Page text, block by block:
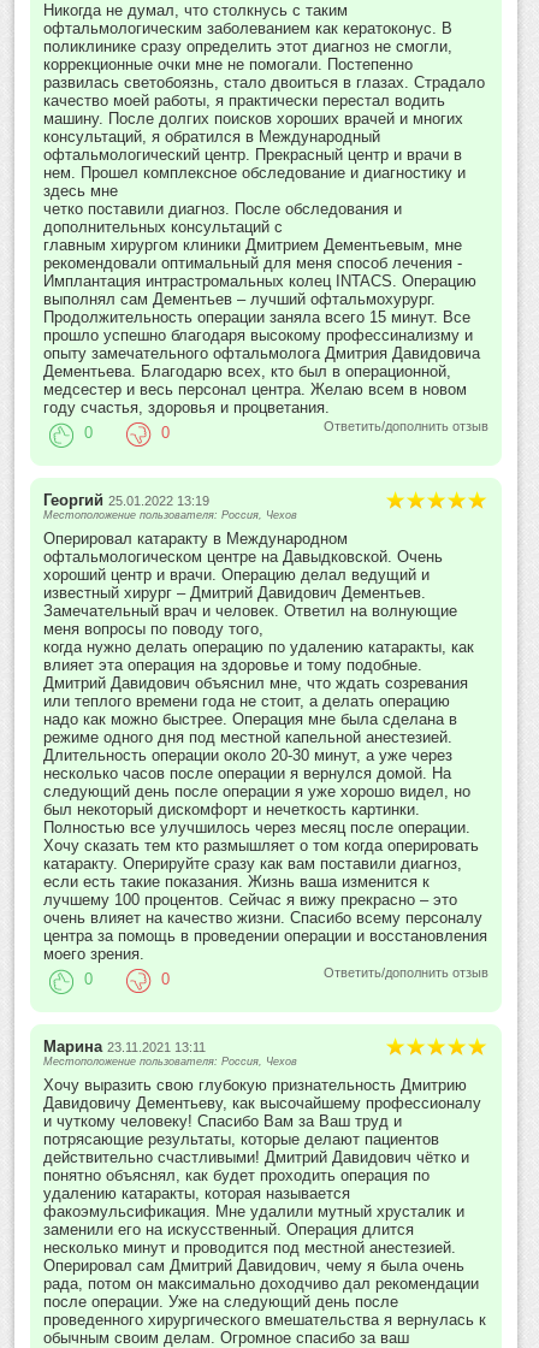
Никогда не думал, что столкнусь с таким
офтальмологическим заболеванием как кератоконус. В
поликлинике сразу определить этот диагноз не смогли,
коррекционные очки мне не помогали. Постепенно
развилась светобоязнь, стало двоиться в глазах. Страдало
качество моей работы, я практически перестал водить
машину. После долгих поисков хороших врачей и многих
консультаций, я обратился в Международный
офтальмологический центр. Прекрасный центр и врачи в
нем. Прошел комплексное обследование и диагностику и
здесь мне
четко поставили диагноз. После обследования и
дополнительных консультаций с
главным хирургом клиники Дмитрием Дементьевым, мне
рекомендовали оптимальный для меня способ лечения -
Имплантация интрастромальных колец INTACS. Операцию
выполнял сам Дементьев – лучший офтальмохурург.
Продолжительность операции заняла всего 15 минут. Все
прошло успешно благодаря высокому профессинализму и
опыту замечательного офтальмолога Дмитрия Давидовича
Дементьева. Благодарю всех, кто был в операционной,
медсестер и весь персонал центра. Желаю всем в новом
году счастья, здоровья и процветания.
Ответить/дополнить отзыв
0 0
Георгий 25.01.2022 13:19
Местоположение пользователя: Россия, Чехов
Оперировал катаракту в Международном
офтальмологическом центре на Давыдковской. Очень
хороший центр и врачи. Операцию делал ведущий и
известный хирург – Дмитрий Давидович Дементьев.
Замечательный врач и человек. Ответил на волнующие
меня вопросы по поводу того,
когда нужно делать операцию по удалению катаракты, как
влияет эта операция на здоровье и тому подобные.
Дмитрий Давидович объяснил мне, что ждать созревания
или теплого времени года не стоит, а делать операцию
надо как можно быстрее. Операция мне была сделана в
режиме одного дня под местной капельной анестезией.
Длительность операции около 20-30 минут, а уже через
несколько часов после операции я вернулся домой. На
следующий день после операции я уже хорошо видел, но
был некоторый дискомфорт и нечеткость картинки.
Полностью все улучшилось через месяц после операции.
Хочу сказать тем кто размышляет о том когда оперировать
катаракту. Оперируйте сразу как вам поставили диагноз,
если есть такие показания. Жизнь ваша изменится к
лучшему 100 процентов. Сейчас я вижу прекрасно – это
очень влияет на качество жизни. Спасибо всему персоналу
центра за помощь в проведении операции и восстановления
моего зрения.
Ответить/дополнить отзыв
0 0
Марина 23.11.2021 13:11
Местоположение пользователя: Россия, Чехов
Хочу выразить свою глубокую признательность Дмитрию
Давидовичу Дементьеву, как высочайшему профессионалу
и чуткому человеку! Спасибо Вам за Ваш труд и
потрясающие результаты, которые делают пациентов
действительно счастливыми! Дмитрий Давидович чётко и
понятно объяснял, как будет проходить операция по
удалению катаракты, которая называется
факоэмульсификация. Мне удалили мутный хрусталик и
заменили его на искусственный. Операция длится
несколько минут и проводится под местной анестезией.
Оперировал сам Дмитрий Давидович, чему я была очень
рада, потом он максимально доходчиво дал рекомендации
после операции. Уже на следующий день после
проведенного хирургического вмешательства я вернулась к
обычным своим делам. Огромное спасибо за ваш